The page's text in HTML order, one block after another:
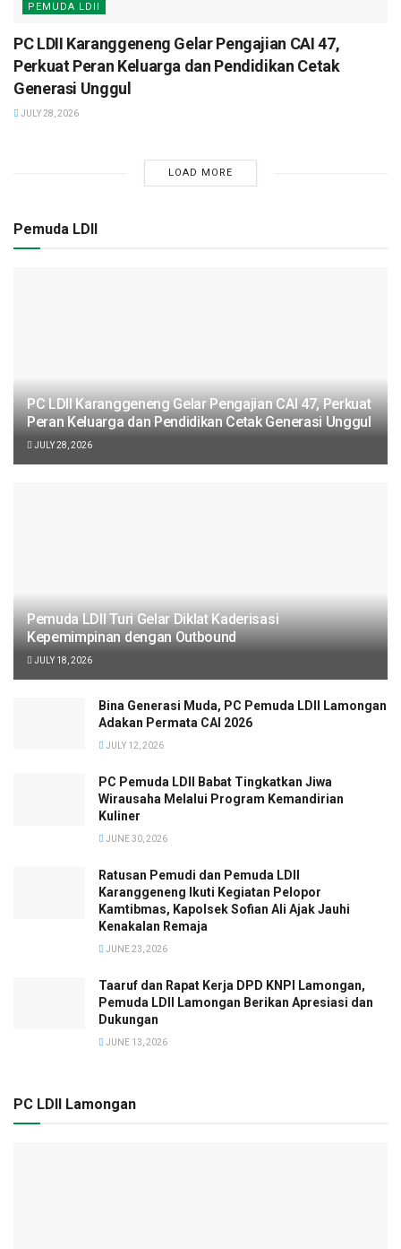
PEMUDA LDII
PC LDII Karanggeneng Gelar Pengajian CAI 47,
Perkuat Peran Keluarga dan Pendidikan Cetak
Generasi Unggul
JULY 28, 2026
LOAD MORE
Pemuda LDII
PC LDII Karanggeneng Gelar Pengajian CAI 47, Perkuat
Peran Keluarga dan Pendidikan Cetak Generasi Unggul
JULY 28, 2026
Pemuda LDII Turi Gelar Diklat Kaderisasi
Kepemimpinan dengan Outbound
JULY 18, 2026
Bina Generasi Muda, PC Pemuda LDII Lamongan
Adakan Permata CAI 2026
JULY 12, 2026
PC Pemuda LDII Babat Tingkatkan Jiwa
Wirausaha Melalui Program Kemandirian
Kuliner
JUNE 30, 2026
Ratusan Pemudi dan Pemuda LDII
Karanggeneng Ikuti Kegiatan Pelopor
Kamtibmas, Kapolsek Sofian Ali Ajak Jauhi
Kenakalan Remaja
JUNE 23, 2026
Taaruf dan Rapat Kerja DPD KNPI Lamongan,
Pemuda LDII Lamongan Berikan Apresiasi dan
Dukungan
JUNE 13, 2026
PC LDII Lamongan